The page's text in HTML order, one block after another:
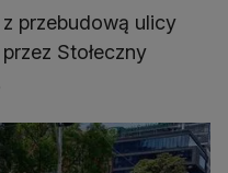
przebudową ulicy
Stołeczny